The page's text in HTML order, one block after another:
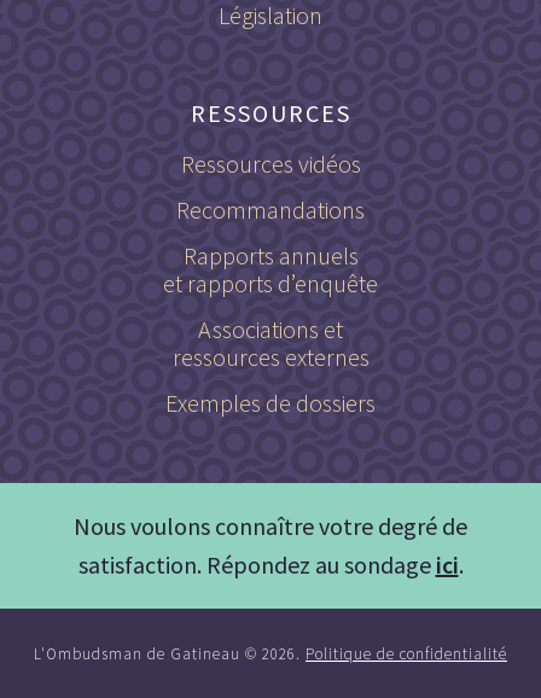
Législation
RESSOURCES
Ressources vidéos
Recommandations
Rapports annuels
et rapports d’enquête
Associations et
ressources externes
Exemples de dossiers
Nous voulons connaître votre degré de
satisfaction. Répondez au sondage ici.
L'Ombudsman de Gatineau © 2026. Politique de confidentialité